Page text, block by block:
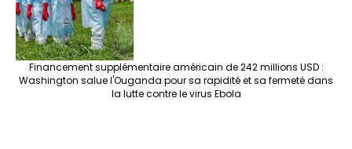
Financement supplémentaire américain de 242 millions USD :
Washington salue l'Ouganda pour sa rapidité et sa fermeté dans
la lutte contre le virus Ebola